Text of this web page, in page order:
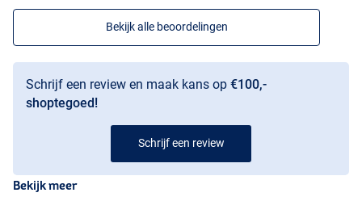
Bekijk alle beoordelingen
Schrijf een review en maak kans op €100,-
shoptegoed!
Schrijf een review
Bekijk meer